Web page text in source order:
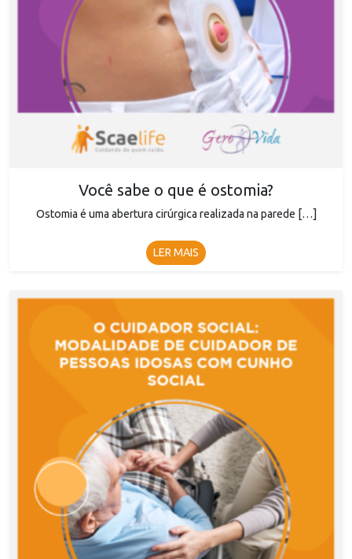
Você sabe o que é ostomia?
Ostomia é uma abertura cirúrgica realizada na parede […]
LER MAIS